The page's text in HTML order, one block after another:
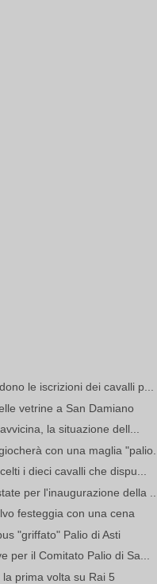
le iscrizioni dei cavalli p...
vetrine a San Damiano
la situazione dell...
con una maglia "palio...
i dieci cavalli che dispu...
per l'inaugurazione della ...
festeggia con una cena
"griffato" Palio di Asti
per il Comitato Palio di Sa...
prima volta su Rai 5